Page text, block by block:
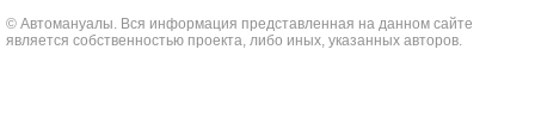
© Автомануалы. Вся информация представленная на данном сайте
является собственностью проекта, либо иных, указанных авторов.